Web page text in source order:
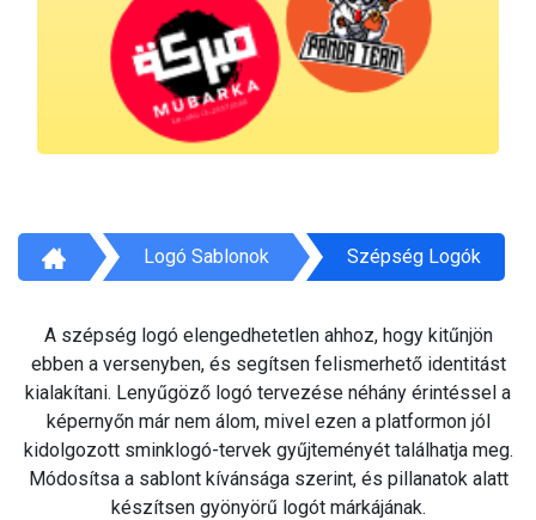
Logó Sablonok Szépség Logók
A szépség logó elengedhetetlen ahhoz, hogy kitűnjön
ebben a versenyben, és segítsen felismerhető identitást
kialakítani. Lenyűgöző logó tervezése néhány érintéssel a
képernyőn már nem álom, mivel ezen a platformon jól
kidolgozott sminklogó-tervek gyűjteményét találhatja meg.
Módosítsa a sablont kívánsága szerint, és pillanatok alatt
készítsen gyönyörű logót márkájának.